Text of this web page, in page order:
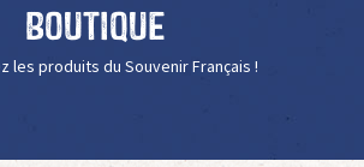
Boutique
les produits du Souvenir Français !